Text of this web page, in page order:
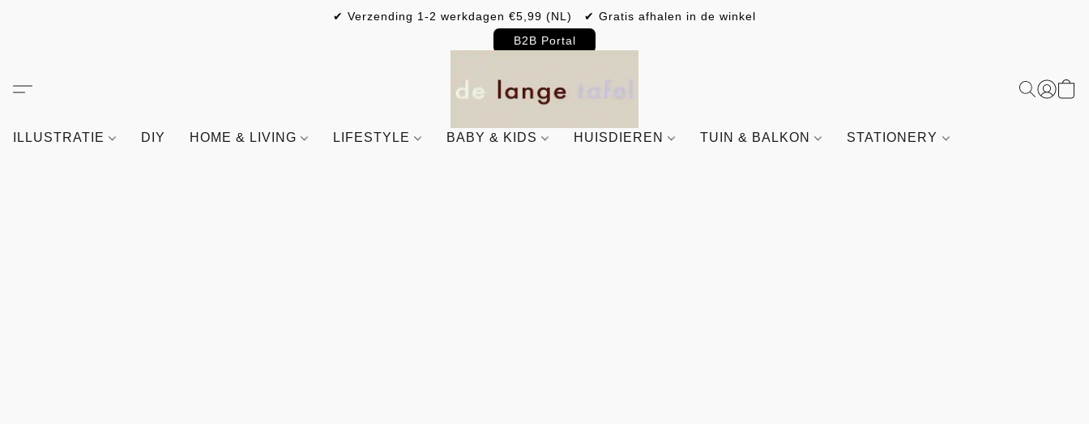
✔ Verzending 1-2 werkdagen €5,99 (NL) ✔ Gratis afhalen in de winkel
B2B Portal
ILLUSTRATIE DIY HOME & LIVING LIFESTYLE BABY & KIDS HUISDIEREN TUIN & BALKON STATIONERY